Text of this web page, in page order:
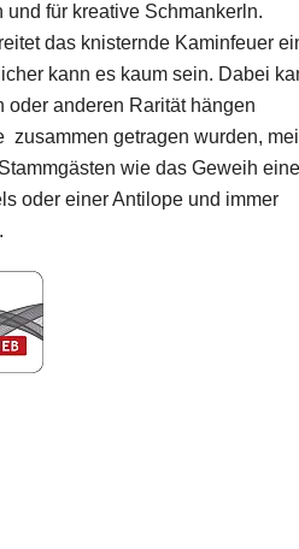
für kreative Schmankerln.
das knisternde Kaminfeuer
kann es kaum sein. Dabei
oder anderen Rarität hängen
zusammen getragen wurden,
wie das Geweih
oder einer Antilope und immer